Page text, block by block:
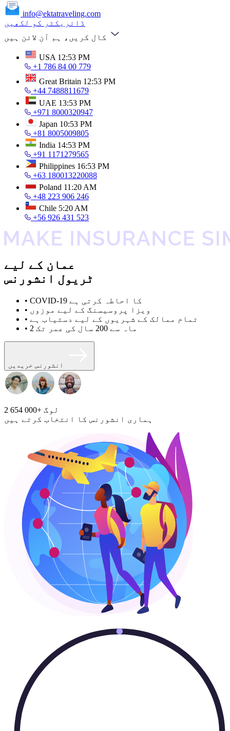
info@ektatraveling.com
ڈائریکٹر کو لکھیں
کال کریں، ہم آن لائن ہیں
USA 12:53 PM
+1 786 84 00 779
Great Britain 12:53 PM
+44 7488811679
UAE 13:53 PM
+971 8000320947
Japan 10:53 PM
+81 8005009805
India 14:53 PM
+91 1171279565
Philippines 16:53 PM
+63 180013220088
Poland 11:20 AM
+48 223 906 246
Chile 5:20 AM
+56 926 431 523
عمان کے لیے
ٹریول انشورنس
• COVID-19 کا احاطہ کرتی ہے
• ویزا پروسیسنگ کے لیے موزوں
• تمام ممالک کے شہریوں کے لیے دستیاب ہے
• 2 ماہ سے 200 سال کی عمر تک
انشورنس خریدیں
2 654 000+ لوگ
ہماری انشورنس کا انتخاب کرتے ہیں